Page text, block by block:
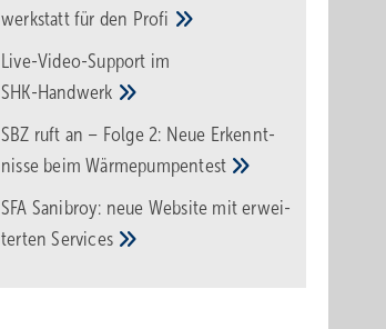
werk­statt für den Pro­fi
Live-Video-Support im
SHK-Handwerk
SBZ ruft an – Folge 2: Neue Erkennt­
nisse beimWärme­pumpen­test
SFA Sanibroy: neue Web­site mit erwei­
tertenServices